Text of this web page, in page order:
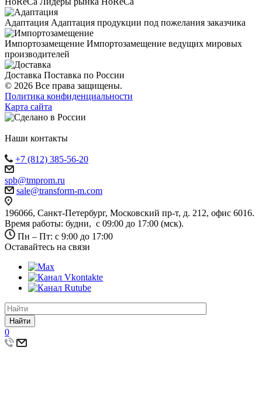
Адаптация Адаптация продукции под пожелания заказчика
Импортозамещение Импортозамещение ведущих мировых
производителей
Доставка Поставка по России
© 2026 Все права защищены.
Политика конфиденциальности
Карта сайта
Наши контакты
+7 (812) 385-56-20
spb@tmprom.ru
sale@transform-m.com
196066, Санкт-Петербург, Московский пр-т, д. 212, офис 6016.
Время работы: будни, с 09:00 до 17:00 (мск).
Пн – Пт: с 9:00 до 17:00
Оставайтесь на связи
Найти
0